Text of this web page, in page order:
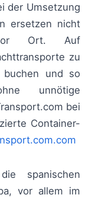
der Umsetzung
ersetzen nicht
Ort. Auf
zu
buchen und so
unnötige
bei
Container-
spanischen
vor allem im